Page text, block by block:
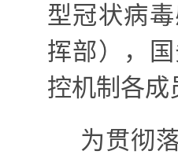
型冠状病毒
挥部），
控机制各成
为贯彻